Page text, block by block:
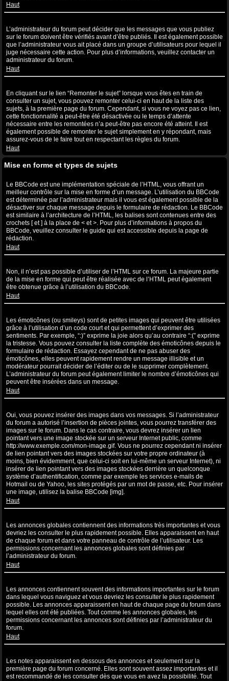
Haut
L’administrateur du forum peut décider que les messages que vous publiez
sur le forum doivent être vérifiés avant d’être publiés. Il est également possible
que l’administrateur vous ait placé dans un groupe d’utilisateurs pour lequel il
juge nécessaire cette action. Pour plus d’informations, veuillez contacter un
administrateur du forum.
Haut
En cliquant sur le lien “Remonter le sujet” lorsque vous êtes en train de
consulter un sujet, vous pouvez remonter celui-ci en haut de la liste des
sujets, à la première page du forum. Cependant, si vous ne voyez pas ce lien,
cette fonctionnalité a peut-être été désactivée ou le temps d’attente
nécessaire entre les remontées n’a peut-être pas encore été atteint. Il est
également possible de remonter le sujet simplement en y répondant, mais
assurez-vous de le faire tout en respectant les règles du forum.
Haut
Mise en forme et types de sujets
Le BBCode est une implémentation spéciale de l’HTML, vous offrant un
meilleur contrôle sur la mise en forme d’un message. L’utilisation du BBCode
est déterminée par l’administrateur mais il vous est également possible de la
désactiver sur chaque message depuis le formulaire de rédaction. Le BBCode
est similaire à l’architecture de l’HTML, les balises sont contenues entre des
crochets [ et ] à la place de < et >. Pour plus d’informations à propos du
BBCode, veuillez consulter le guide qui est accessible depuis la page de
rédaction.
Haut
Non, il n’est pas possible d’utiliser de l’HTML sur ce forum. La majeure partie
de la mise en forme qui peut être réalisée avec de l’HTML peut également
être obtenue grâce à l’utilisation du BBCode.
Haut
Les émoticônes (ou smileys) sont de petites images qui peuvent être utilisées
grâce à l’utilisation d’un code court et qui permettent d’exprimer des
sentiments. Par exemple, “:)” exprime la joie alors qu’au contraire “:(” exprime
la tristesse. Vous pouvez consulter la liste complète des émoticônes depuis le
formulaire de rédaction. Essayez cependant de ne pas abuser des
émoticônes, elles peuvent rapidement rendre un message illisible et un
modérateur pourrait décider de l’éditer ou de le supprimer complètement.
L’administrateur du forum peut également limiter le nombre d’émoticônes qui
peuvent être insérées dans un message.
Haut
Oui, vous pouvez insérer des images dans vos messages. Si l’administrateur
du forum a autorisé l’insertion de pièces jointes, vous pourrez transférer des
images sur le forum. Dans le cas contraire, vous devrez insérer un lien
pointant vers une image stockée sur un serveur Internet public, comme
http://www.exemple.com/mon-image.gif. Vous ne pourrez cependant ni insérer
de lien pointant vers des images stockées sur votre propre ordinateur (à
moins, bien évidemment, que celui-ci soit en lui-même un serveur Internet), ni
insérer de lien pointant vers des images stockées derrière un quelconque
système d’authentification, comme par exemple les services e-mails de
Hotmail ou de Yahoo, les sites protégés par un mot de passe, etc. Pour insérer
une image, utilisez la balise BBCode [img].
Haut
Les annonces globales contiennent des informations très importantes et vous
devriez les consulter le plus rapidement possible. Elles apparaissent en haut
de chaque forum et dans votre panneau de contrôle de l’utilisateur. Les
permissions concernant les annonces globales sont définies par
l’administrateur du forum.
Haut
Les annonces contiennent souvent des informations importantes sur le forum
dans lequel vous naviguez et vous devriez les consulter le plus rapidement
possible. Les annonces apparaissent en haut de chaque page du forum dans
lequel elles ont été publiées. Tout comme les annonces globales, les
permissions concernant les annonces sont définies par l’administrateur du
forum.
Haut
Les notes apparaissent en dessous des annonces et seulement sur la
première page du forum concerné. Elles sont souvent assez importantes et il
est recommandé de les consulter dès que vous en avez la possibilité. Tout